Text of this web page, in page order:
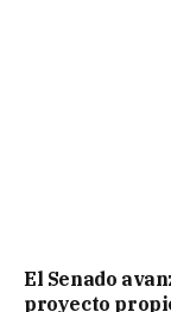
El Senado
proyecto